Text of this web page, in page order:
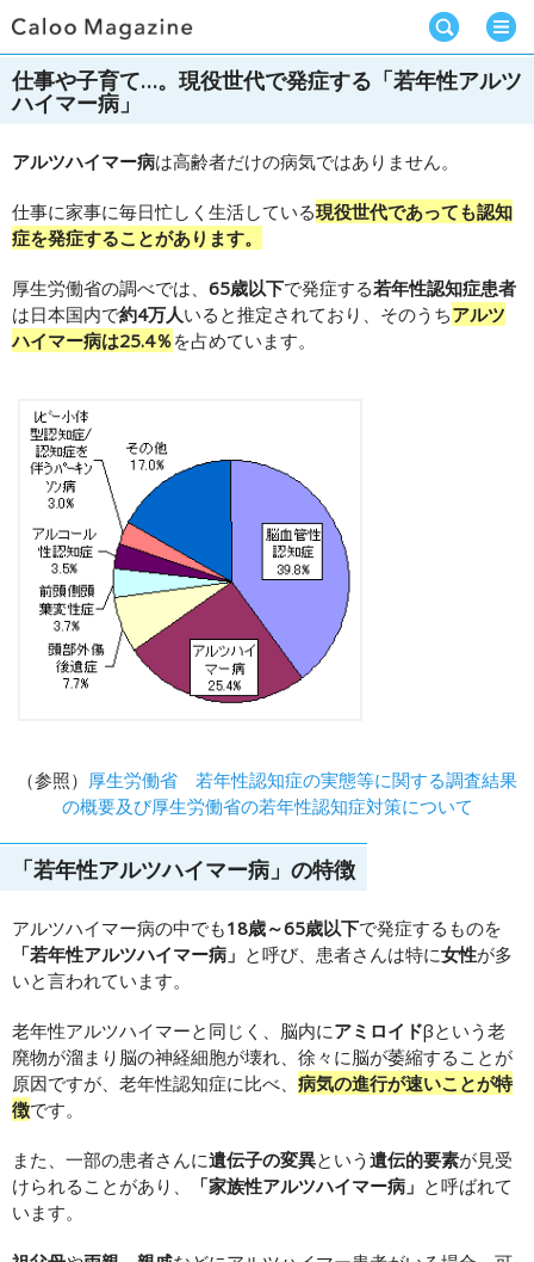
仕事や子育て…。現役世代で発症する「若年性アルツ
ハイマー病」
アルツハイマー病は高齢者だけの病気ではありません。
仕事に家事に毎日忙しく生活している現役世代であっても認知
症を発症することがあります。
厚生労働省の調べでは、 65歳以下で発症する若年性認知症患者
は日本国内で約4万人いると推定されており、そのうちアルツ
ハイマー病は25.4％を占めています。
（参照） 厚生労働省 若年性認知症の実態等に関する調査結果
の概要及び厚生労働省の若年性認知症対策について
「若年性アルツハイマー病」の特徴
アルツハイマー病の中でも18歳～65歳以下で発症するものを
「若年性アルツハイマー病」 と呼び、患者さんは特に女性が多
いと言われています。
老年性アルツハイマーと同じく、脳内にアミロイドβという老
廃物が溜まり脳の神経細胞が壊れ、徐々に脳が萎縮することが
原因ですが、老年性認知症に比べ、 病気の進行が速いことが特
徴です。
また、一部の患者さんに遺伝子の変異という 遺伝的要素が見受
けられることがあり、
「家族性アルツハイマー病」 と呼ばれて
います。